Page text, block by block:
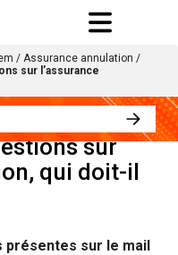
/ Assurance annulation /
sur l’assurance
sur
qui doit-il
présentes sur le mail